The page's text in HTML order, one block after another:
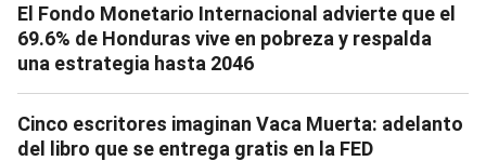
El Fondo Monetario Internacional advierte que el
69.6% de Honduras vive en pobreza y respalda
una estrategia hasta 2046
Cinco escritores imaginan Vaca Muerta: adelanto
del libro que se entrega gratis en la FED